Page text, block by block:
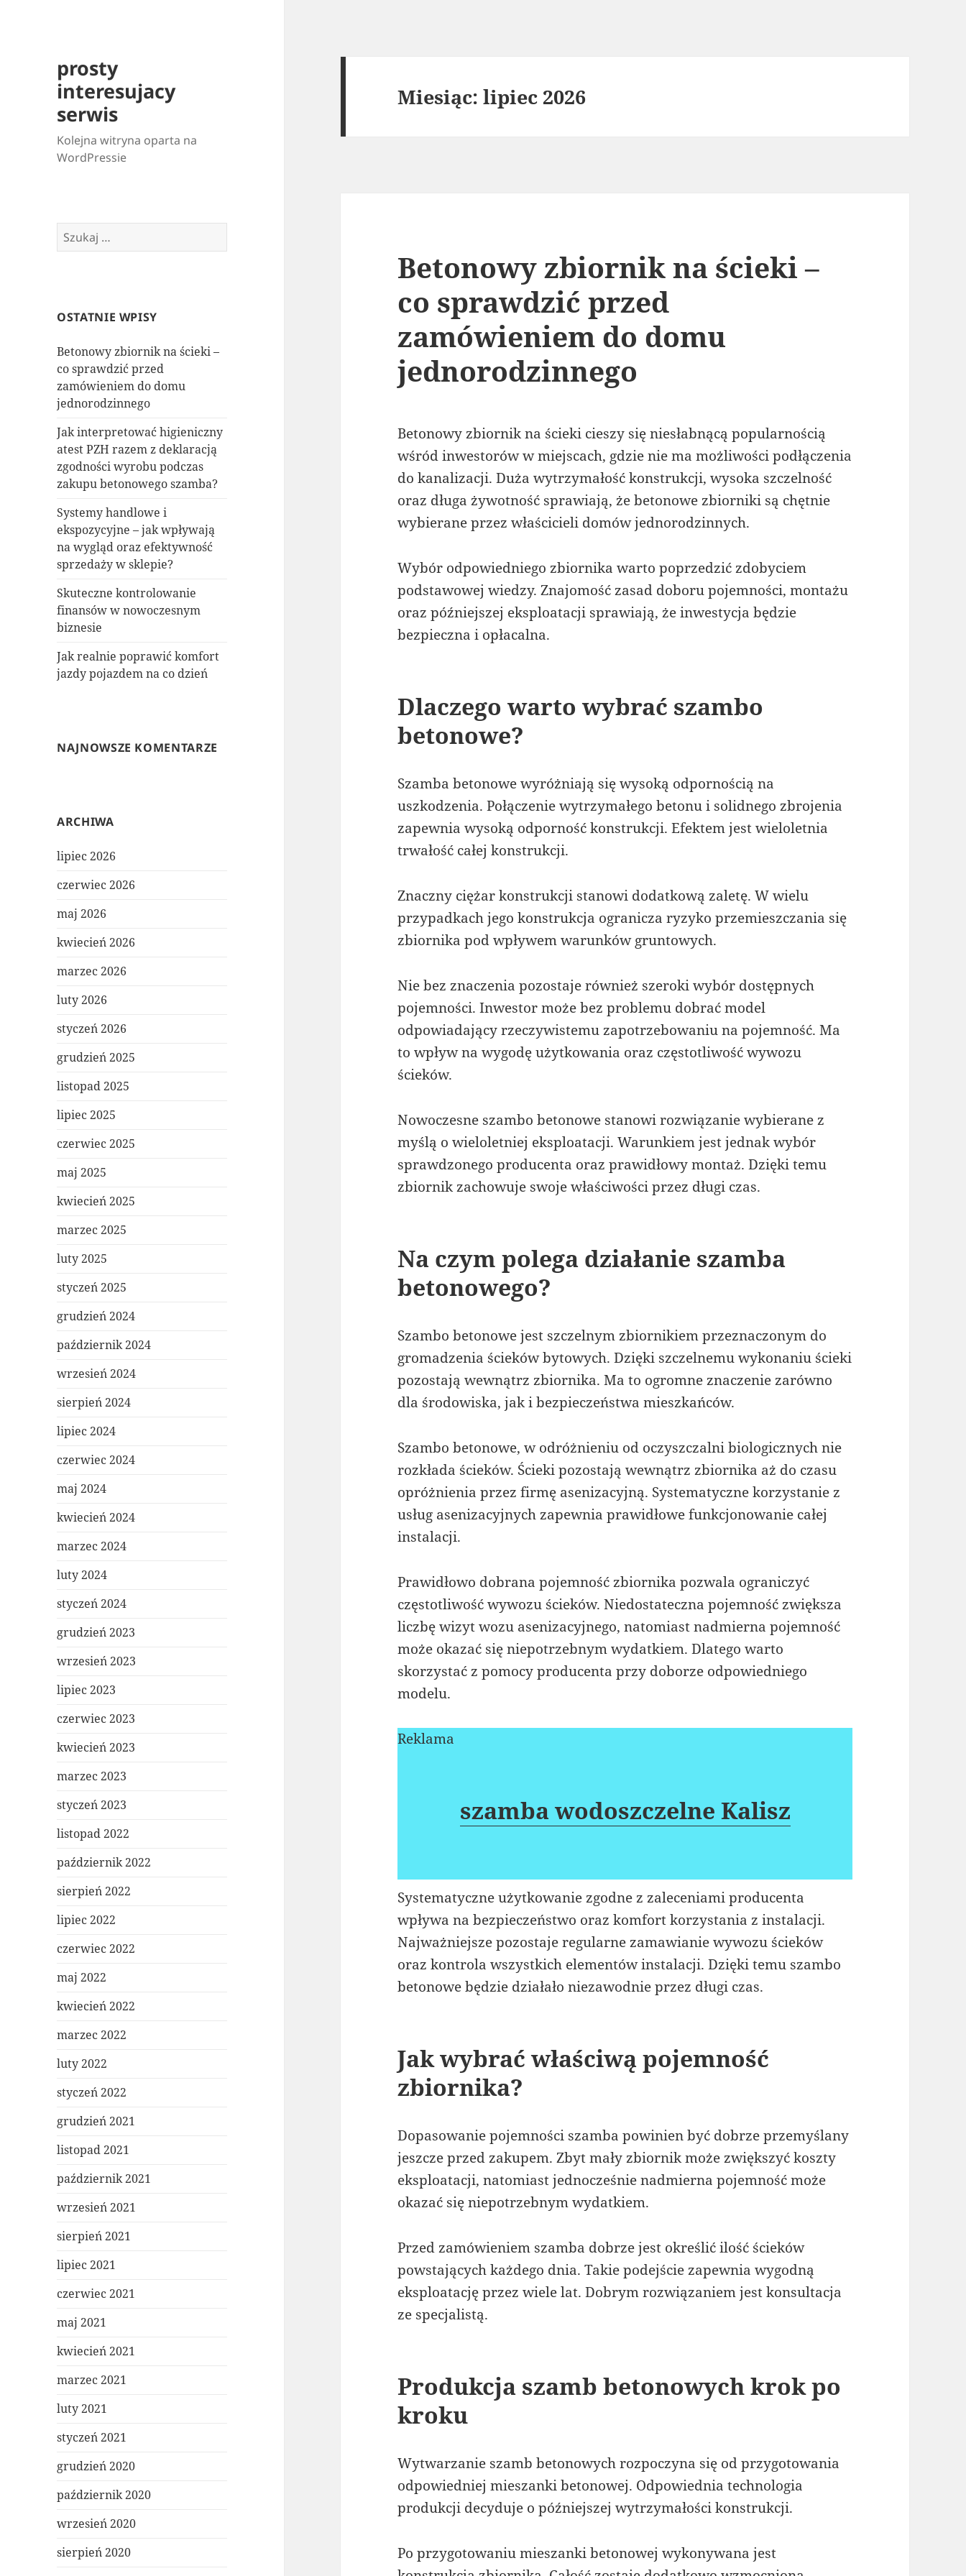
prosty
interesujacy
serwis
Kolejna witryna oparta na
WordPressie
Szukaj:
OSTATNIE WPISY
Betonowy zbiornik na ścieki –
co sprawdzić przed
zamówieniem do domu
jednorodzinnego
Jak interpretować higieniczny
atest PZH razem z deklaracją
zgodności wyrobu podczas
zakupu betonowego szamba?
Systemy handlowe i
ekspozycyjne – jak wpływają
na wygląd oraz efektywność
sprzedaży w sklepie?
Skuteczne kontrolowanie
finansów w nowoczesnym
biznesie
Jak realnie poprawić komfort
jazdy pojazdem na co dzień
NAJNOWSZE KOMENTARZE
ARCHIWA
lipiec 2026
czerwiec 2026
maj 2026
kwiecień 2026
marzec 2026
luty 2026
styczeń 2026
grudzień 2025
listopad 2025
lipiec 2025
czerwiec 2025
maj 2025
kwiecień 2025
marzec 2025
luty 2025
styczeń 2025
grudzień 2024
październik 2024
wrzesień 2024
sierpień 2024
lipiec 2024
czerwiec 2024
maj 2024
kwiecień 2024
marzec 2024
luty 2024
styczeń 2024
grudzień 2023
wrzesień 2023
lipiec 2023
czerwiec 2023
kwiecień 2023
marzec 2023
styczeń 2023
listopad 2022
październik 2022
sierpień 2022
lipiec 2022
czerwiec 2022
maj 2022
kwiecień 2022
marzec 2022
luty 2022
styczeń 2022
grudzień 2021
listopad 2021
październik 2021
wrzesień 2021
sierpień 2021
lipiec 2021
czerwiec 2021
maj 2021
kwiecień 2021
marzec 2021
luty 2021
styczeń 2021
grudzień 2020
październik 2020
wrzesień 2020
sierpień 2020
Miesiąc:lipiec 2026
Betonowy zbiornik na ścieki –
co sprawdzić przed
zamówieniem do domu
jednorodzinnego
Betonowy zbiornik na ścieki cieszy się niesłabnącą popularnością
wśród inwestorów w miejscach, gdzie nie ma możliwości podłączenia
do kanalizacji. Duża wytrzymałość konstrukcji, wysoka szczelność
oraz długa żywotność sprawiają, że betonowe zbiorniki są chętnie
wybierane przez właścicieli domów jednorodzinnych.
Wybór odpowiedniego zbiornika warto poprzedzić zdobyciem
podstawowej wiedzy. Znajomość zasad doboru pojemności, montażu
oraz późniejszej eksploatacji sprawiają, że inwestycja będzie
bezpieczna i opłacalna.
Dlaczego warto wybrać szambo
betonowe?
Szamba betonowe wyróżniają się wysoką odpornością na
uszkodzenia. Połączenie wytrzymałego betonu i solidnego zbrojenia
zapewnia wysoką odporność konstrukcji. Efektem jest wieloletnia
trwałość całej konstrukcji.
Znaczny ciężar konstrukcji stanowi dodatkową zaletę. W wielu
przypadkach jego konstrukcja ogranicza ryzyko przemieszczania się
zbiornika pod wpływem warunków gruntowych.
Nie bez znaczenia pozostaje również szeroki wybór dostępnych
pojemności. Inwestor może bez problemu dobrać model
odpowiadający rzeczywistemu zapotrzebowaniu na pojemność. Ma
to wpływ na wygodę użytkowania oraz częstotliwość wywozu
ścieków.
Nowoczesne szambo betonowe stanowi rozwiązanie wybierane z
myślą o wieloletniej eksploatacji. Warunkiem jest jednak wybór
sprawdzonego producenta oraz prawidłowy montaż. Dzięki temu
zbiornik zachowuje swoje właściwości przez długi czas.
Na czym polega działanie szamba
betonowego?
Szambo betonowe jest szczelnym zbiornikiem przeznaczonym do
gromadzenia ścieków bytowych. Dzięki szczelnemu wykonaniu ścieki
pozostają wewnątrz zbiornika. Ma to ogromne znaczenie zarówno
dla środowiska, jak i bezpieczeństwa mieszkańców.
Szambo betonowe, w odróżnieniu od oczyszczalni biologicznych nie
rozkłada ścieków. Ścieki pozostają wewnątrz zbiornika aż do czasu
opróżnienia przez firmę asenizacyjną. Systematyczne korzystanie z
usług asenizacyjnych zapewnia prawidłowe funkcjonowanie całej
instalacji.
Prawidłowo dobrana pojemność zbiornika pozwala ograniczyć
częstotliwość wywozu ścieków. Niedostateczna pojemność zwiększa
liczbę wizyt wozu asenizacyjnego, natomiast nadmierna pojemność
może okazać się niepotrzebnym wydatkiem. Dlatego warto
skorzystać z pomocy producenta przy doborze odpowiedniego
modelu.
Reklama
szamba wodoszczelne Kalisz
Systematyczne użytkowanie zgodne z zaleceniami producenta
wpływa na bezpieczeństwo oraz komfort korzystania z instalacji.
Najważniejsze pozostaje regularne zamawianie wywozu ścieków
oraz kontrola wszystkich elementów instalacji. Dzięki temu szambo
betonowe będzie działało niezawodnie przez długi czas.
Jak wybrać właściwą pojemność
zbiornika?
Dopasowanie pojemności szamba powinien być dobrze przemyślany
jeszcze przed zakupem. Zbyt mały zbiornik może zwiększyć koszty
eksploatacji, natomiast jednocześnie nadmierna pojemność może
okazać się niepotrzebnym wydatkiem.
Przed zamówieniem szamba dobrze jest określić ilość ścieków
powstających każdego dnia. Takie podejście zapewnia wygodną
eksploatację przez wiele lat. Dobrym rozwiązaniem jest konsultacja
ze specjalistą.
Produkcja szamb betonowych krok po
kroku
Wytwarzanie szamb betonowych rozpoczyna się od przygotowania
odpowiedniej mieszanki betonowej. Odpowiednia technologia
produkcji decyduje o późniejszej wytrzymałości konstrukcji.
Po przygotowaniu mieszanki betonowej wykonywana jest